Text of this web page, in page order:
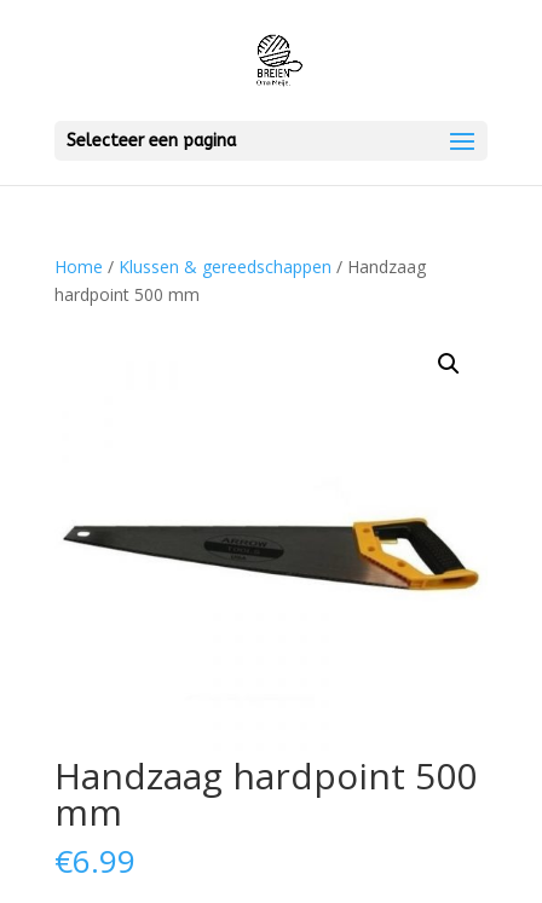
Selecteer een pagina
Home / Klussen & gereedschappen / Handzaag
hardpoint 500 mm
Handzaag hardpoint 500
mm
€6.99